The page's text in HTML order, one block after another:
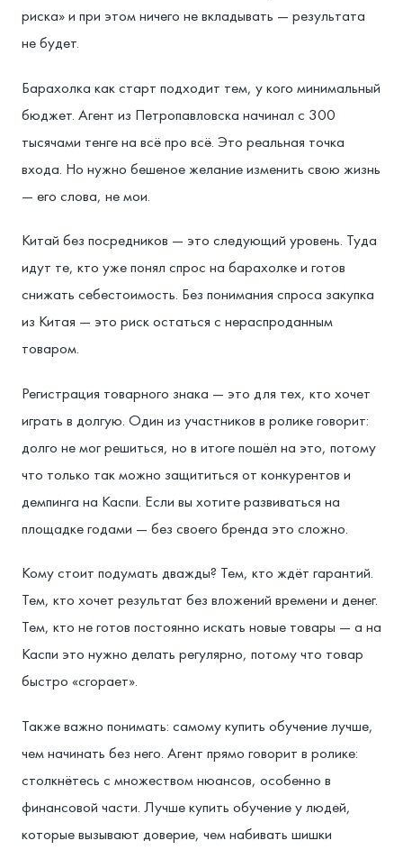
риска» и при этом ничего не вкладывать — результата
не будет.
Барахолка как старт подходит тем, у кого минимальный
бюджет. Агент из Петропавловска начинал с 300
тысячами тенге на всё про всё. Это реальная точка
входа. Но нужно бешеное желание изменить свою жизнь
— его слова, не мои.
Китай без посредников — это следующий уровень. Туда
идут те, кто уже понял спрос на барахолке и готов
снижать себестоимость. Без понимания спроса закупка
из Китая — это риск остаться с нераспроданным
товаром.
Регистрация товарного знака — это для тех, кто хочет
играть в долгую. Один из участников в ролике говорит:
долго не мог решиться, но в итоге пошёл на это, потому
что только так можно защититься от конкурентов и
демпинга на Каспи. Если вы хотите развиваться на
площадке годами — без своего бренда это сложно.
Кому стоит подумать дважды? Тем, кто ждёт гарантий.
Тем, кто хочет результат без вложений времени и денег.
Тем, кто не готов постоянно искать новые товары — а на
Каспи это нужно делать регулярно, потому что товар
быстро «сгорает».
Также важно понимать: самому купить обучение лучше,
чем начинать без него. Агент прямо говорит в ролике:
столкнётесь с множеством нюансов, особенно в
финансовой части. Лучше купить обучение у людей,
которые вызывают доверие, чем набивать шишки